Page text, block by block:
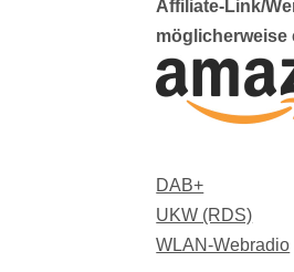
Affiliate-Link/
möglicherweise
DAB+
UKW (RDS)
WLAN-Webradio